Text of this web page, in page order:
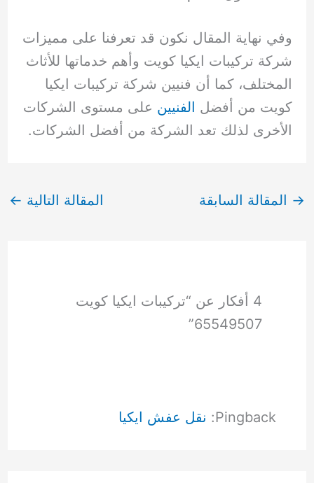
وفي نهاية المقال نكون قد تعرفنا على مميزات
شركة تركيبات ايكيا كويت وأهم خدماتها للأثاث
المختلف، كما أن فنيين شركة تركيبات ايكيا
كويت من أفضل الفنيين على مستوى الشركات
الأخرى لذلك تعد الشركة من أفضل الشركات.
→ المقالة السابقة المقالة التالية ←
4 أفكار عن “تركيبات ايكيا كويت
65549507”
Pingback: نقل عفش ايكيا